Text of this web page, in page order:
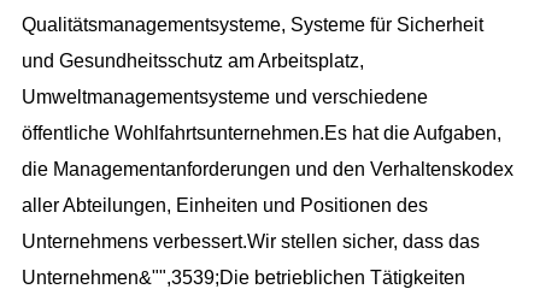
Qualitätsmanagementsysteme, Systeme für Sicherheit
und Gesundheitsschutz am Arbeitsplatz,
Umweltmanagementsysteme und verschiedene
öffentliche Wohlfahrtsunternehmen.Es hat die Aufgaben,
die Managementanforderungen und den Verhaltenskodex
aller Abteilungen, Einheiten und Positionen des
Unternehmens verbessert.Wir stellen sicher, dass das
Unternehmen&"",3539;Die betrieblichen Tätigkeiten